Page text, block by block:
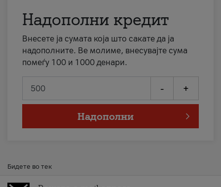
Надополни кредит
Внесете ја сумата која што сакате да ја
надополните. Ве молиме, внесувајте сума
помеѓу 100 и 1000 денари.
- +
Надополни
Бидете во тек